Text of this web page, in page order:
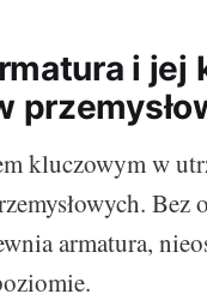
i jej
kluczowym w
armatura,